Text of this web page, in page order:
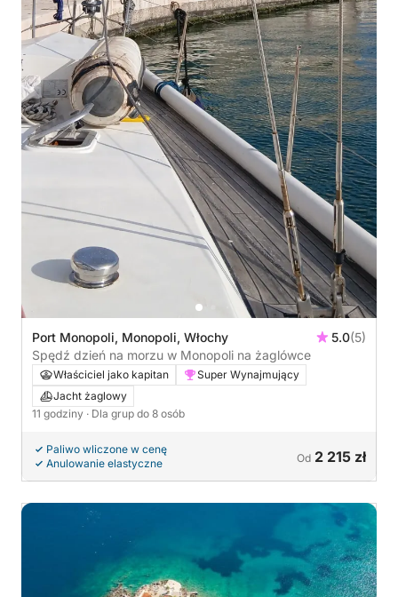
Port Monopoli, Monopoli, Włochy 5.0(5)
Spędź dzień na morzu w Monopoli na żaglówce
Właściciel jako kapitan
Super Wynajmujący
Jacht żaglowy
11 godziny · Dla grup do 8 osób
Paliwo wliczone w cenę
Anulowanie elastyczne
Od 2 215 zł